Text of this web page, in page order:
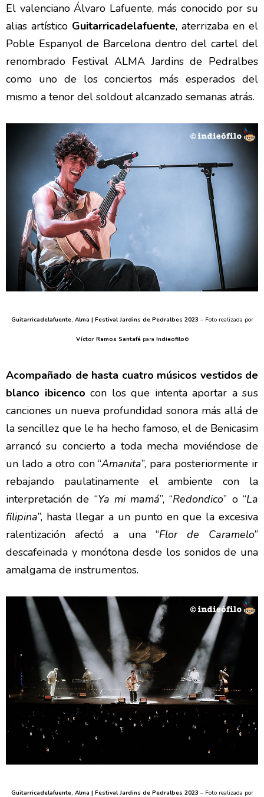
El valenciano Álvaro Lafuente, más conocido por su
alias artístico Guitarricadelafuente, aterrizaba en el
Poble Espanyol de Barcelona dentro del cartel del
renombrado Festival ALMA Jardins de Pedralbes
como uno de los conciertos más esperados del
mismo a tenor del soldout alcanzado semanas atrás.
Guitarricadelafuente, Alma | Festival Jardins de Pedralbes 2023 – Foto realizada por
Víctor Ramos Santafépara Indieofilo©
Acompañado de hasta cuatro músicos vestidos de
blanco ibicenco con los que intenta aportar a sus
canciones un nueva profundidad sonora más allá de
la sencillez que le ha hecho famoso, el de Benicasim
arrancó su concierto a toda mecha moviéndose de
un lado a otro con “Amanita”, para posteriormente ir
rebajando paulatinamente el ambiente con la
interpretación de “Ya mi mamá”, “Redondico” o “La
filipina”, hasta llegar a un punto en que la excesiva
ralentización afectó a una “Flor de Caramelo”
descafeinada y monótona desde los sonidos de una
amalgama de instrumentos.
Guitarricadelafuente, Alma | Festival Jardins de Pedralbes 2023 – Foto realizada por